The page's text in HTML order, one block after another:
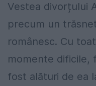
Vestea divorțului
precum un
românesc. Cu
momente dificile,
fost alături de ea